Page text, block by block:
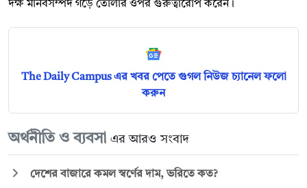
দক্ষ মানবসম্পদ গড়ে তোলার ওপর গুরুত্বারোপ করেন।
The Daily Campus এর খবর পেতে গুগল নিউজ চ্যানেল ফলো
করুন
অর্থনীতি ও ব্যবসা এর আরও সংবাদ
দেশের বাজারে কমল স্বর্ণের দাম, ভরিতে কত?